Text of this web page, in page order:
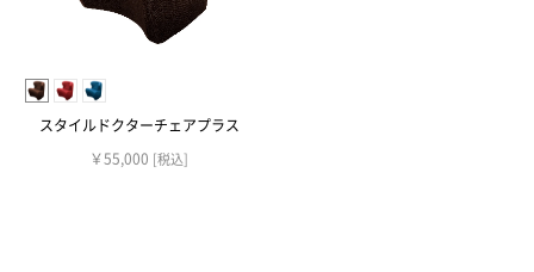
スタイルドクターチェアプラス
￥55,000 [税込]